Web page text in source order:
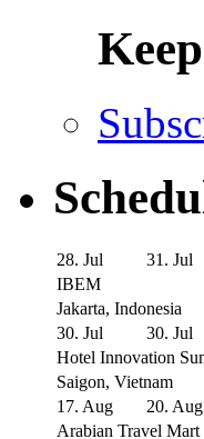
28. Jul
31. Jul
IBEM
Jakarta, Indonesia
30. Jul
30. Jul
Hotel Innovation
Saigon, Vietnam
17. Aug
20. Aug
Arabian Travel Mart